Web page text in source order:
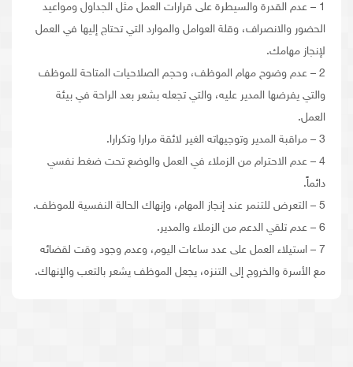
1 – عدم القدرة والسيطرة على قرارات العمل مثل الجداول ومواعيد
الحضور والانصراف، وقلة العوامل والموارد التي تحتاج إليها في العمل
لإنجاز مهامك.
2 – عدم وضوح مهام الموظف، وحجم الصلاحيات المتاحة للموظف
والتي يفرضها المدير عليه، والتي تجعله بشعر بعد الراحة في بيئة
العمل.
3 – مراقبة المدير وتوجيهاته الغير لائقة مرارا وتكرارا.
4 – عدم الاحترام من الزملاء في العمل والوضع تحت ضغط نفسي
دائماً.
5 – التعرض للتنمر عند إنجاز المهام، وإنهاك الحالة النفسية للموظف.
6 – عدم تلقي الدعم من الزملاء والمدير.
7 – استيلاء العمل على عدد ساعات اليوم، وعدم وجود وقت لقضائه
مع الأسرة والخروج إلى التنزه، يجعل الموظف يشعر بالتعب والإنهاك.